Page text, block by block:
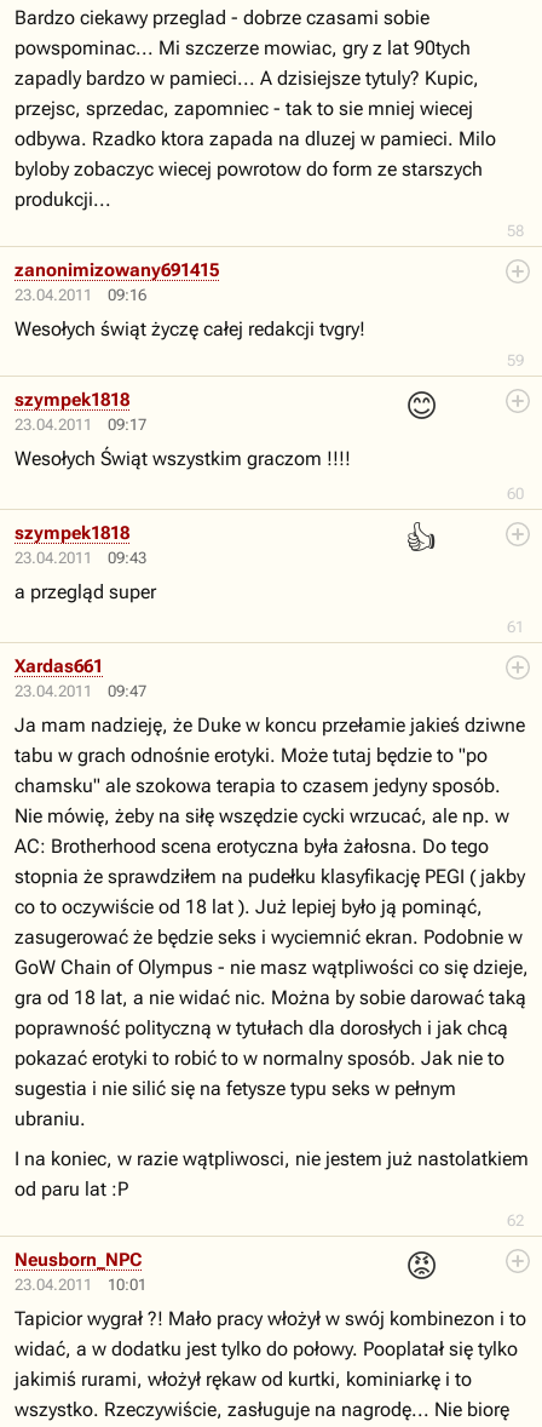
58
Bardzo ciekawy przeglad - dobrze czasami sobie
powspominac... Mi szczerze mowiac, gry z lat 90tych
zapadly bardzo w pamieci... A dzisiejsze tytuly? Kupic,
przejsc, sprzedac, zapomniec - tak to sie mniej wiecej
odbywa. Rzadko ktora zapada na dluzej w pamieci. Milo
byloby zobaczyc wiecej powrotow do form ze starszych
produkcji...
23.04.2011 09:16
59
zanonimizowany691415
Wesołych świąt życzę całej redakcji tvgry!
23.04.2011 09:17
😊
60
szympek1818
Wesołych Świąt wszystkim graczom !!!!
23.04.2011 09:43
👍
61
szympek1818
a przegląd super
23.04.2011 09:47
62
Xardas661
Ja mam nadzieję, że Duke w koncu przełamie jakieś dziwne
tabu w grach odnośnie erotyki. Może tutaj będzie to "po
chamsku" ale szokowa terapia to czasem jedyny sposób.
Nie mówię, żeby na siłę wszędzie cycki wrzucać, ale np. w
AC: Brotherhood scena erotyczna była żałosna. Do tego
stopnia że sprawdziłem na pudełku klasyfikację PEGI ( jakby
co to oczywiście od 18 lat ). Już lepiej było ją pominąć,
zasugerować że będzie seks i wyciemnić ekran. Podobnie w
GoW Chain of Olympus - nie masz wątpliwości co się dzieje,
gra od 18 lat, a nie widać nic. Można by sobie darować taką
poprawność polityczną w tytułach dla dorosłych i jak chcą
pokazać erotyki to robić to w normalny sposób. Jak nie to
sugestia i nie silić się na fetysze typu seks w pełnym
ubraniu.
I na koniec, w razie wątpliwosci, nie jestem już nastolatkiem
od paru lat :P
23.04.2011 10:01
😡
Neusborn_NPC
Tapicior wygrał ?! Mało pracy włożył w swój kombinezon i to
widać, a w dodatku jest tylko do połowy. Pooplatał się tylko
jakimiś rurami, włożył rękaw od kurtki, kominiarkę i to
wszystko. Rzeczywiście, zasługuje na nagrodę... Nie biorę